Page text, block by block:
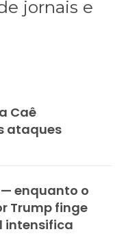
jornais e
Caê
ataques
enquanto o
Trump finge
intensifica